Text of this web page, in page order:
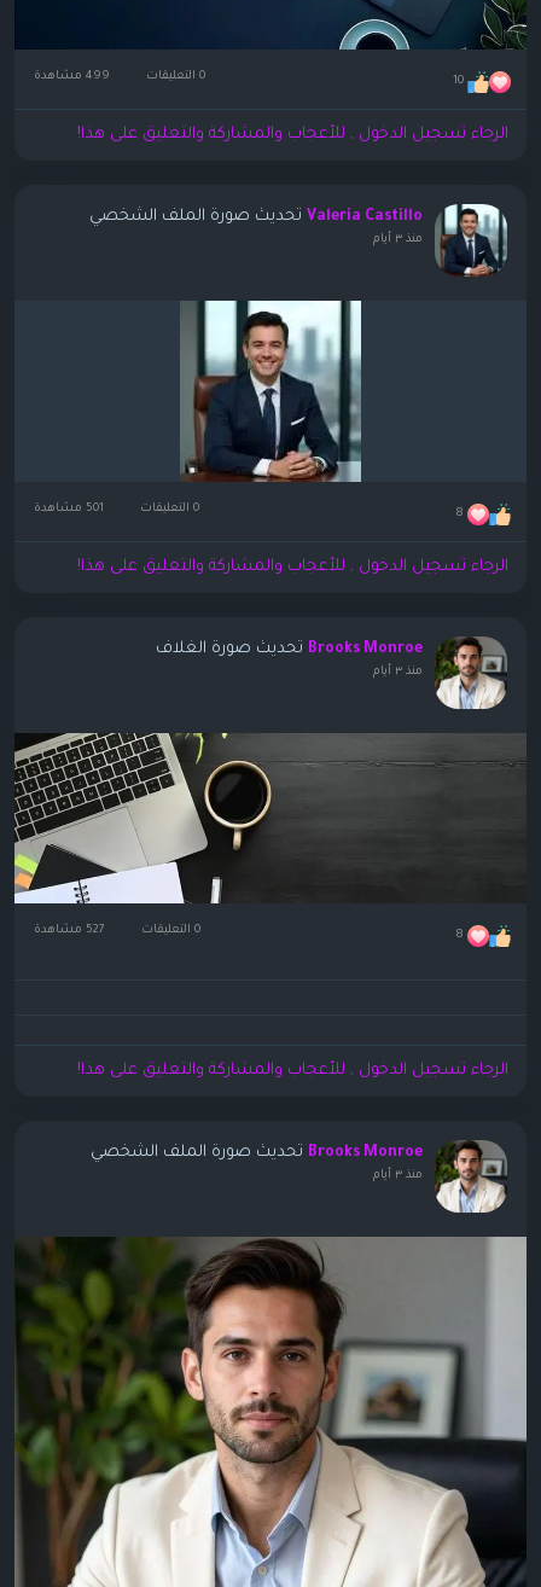
10 0 التعليقات
الرجاء تسجيل الدخول , للأعجاب والمشاركة والتعليق على هذا!
Valeria Castillo تحديث صورة الملف الشخصي
منذ ٣ أيام
8 0 التعليقات
الرجاء تسجيل الدخول , للأعجاب والمشاركة والتعليق على هذا!
Brooks Monroe تحديث صورة الغلاف
منذ ٣ أيام
8 0 التعليقات
الرجاء تسجيل الدخول , للأعجاب والمشاركة والتعليق على هذا!
Brooks Monroe تحديث صورة الملف الشخصي
منذ ٣ أيام